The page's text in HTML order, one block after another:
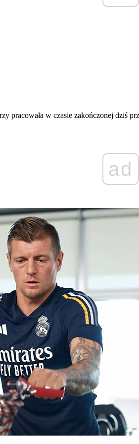
pracowała w czasie zakończonej dziś
ad